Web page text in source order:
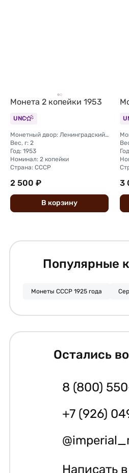
Монета 2 копейки 1953
UNC
Монетный двор: Ленинградский (ЛМД)
Вес, г: 2
Год: 1953
Номинал: 2 копейки
Страна: СССР
2 500 ₽
В корзину
3
Популярные
Монеты СССР 1925 года
Остались
8 (800)
+7 (926)
Написать